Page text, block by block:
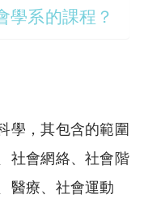
學系的課程？
學，其包含的範圍
社會網絡、社會階
醫療、社會運動